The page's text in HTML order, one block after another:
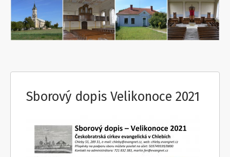
Sborový dopis Velikonoce 2021